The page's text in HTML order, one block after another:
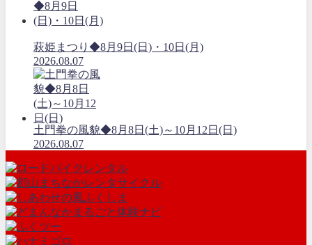
萩姫まつり◆8月9日(日)・10日(月)
2026.08.07
土門拳の風貌◆8月8日(土)～10月12日(日)
2026.08.07